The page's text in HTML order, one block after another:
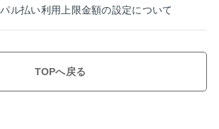
パル払い利用上限金額の設定について
TOPへ戻る